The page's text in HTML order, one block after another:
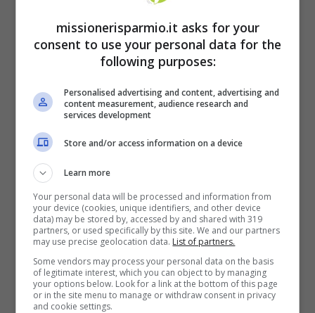
Le medaglie ottenute e i relativi compensi che
gli atleti ottengono con la conquista delle ...
Leggi tutto
23 Luglio 2021
missionerisparmio.it asks for your
consent to use your personal data for the
following purposes:
Personalised advertising and content, advertising and
content measurement, audience research and
services development
Store and/or access information on a device
Learn more
Your personal data will be processed and information from
your device (cookies, unique identifiers, and other device
data) may be stored by, accessed by and shared with 319
partners, or used specifically by this site. We and our partners
may use precise geolocation data. List of partners.
Some vendors may process your personal data on the basis
of legitimate interest, which you can object to by managing
your options below. Look for a link at the bottom of this page
or in the site menu to manage or withdraw consent in privacy
and cookie settings.